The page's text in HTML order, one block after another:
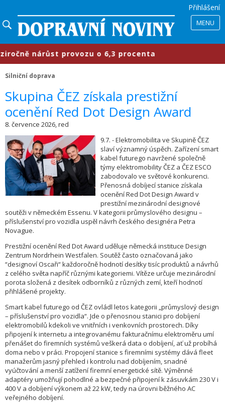
Přihlášení
MENU
nárůst provozu o 6,3 procenta
Silniční doprava
​Skupina ČEZ získala prestižní
ocenění Red Dot Design Award
8. července 2026, red
9.7. - Elektromobilita ve Skupině ČEZ
slaví významný úspěch. Zařízení smart
kabel futurego navržené společně
týmy elektromobility ČEZ a ČEZ ESCO
zabodovalo ve světové konkurenci.
Přenosná dobíjecí stanice získala
ocenění Red Dot Design Award v
prestižní mezinárodní designové
soutěži v německém Essenu. V kategorii průmyslového designu –
příslušenství pro vozidla uspěl návrh českého designéra Petra
Novague.
Prestižní ocenění Red Dot Award uděluje německá instituce Design
Zentrum Nordrhein Westfalen. Soutěž často označovaná jako
“designoví Oscaři“ každoročně hodnotí desítky tisíc produktů a návrhů
z celého světa napříč různými kategoriemi. Vítěze určuje mezinárodní
porota složená z desítek odborníků z různých zemí, kteří hodnotí
přihlášené projekty.
Smart kabel futurego od ČEZ ovládl letos kategorii „průmyslový design
– příslušenství pro vozidla“. Jde o přenosnou stanici pro dobíjení
elektromobilů kdekoli ve vnitřních i venkovních prostorech. Díky
připojení k internetu a integrovanému fakturačnímu elektroměru umí
přenášet do firemních systémů veškerá data o dobíjení, ať už probíhá
doma nebo v práci. Propojení stanice s firemními systémy dává fleet
manažerům jasný přehled i kontrolu nad dobíjením, snadné
vyúčtování a menší zatížení firemní energetické sítě. Výměnné
adaptéry umožňují pohodlné a bezpečné připojení k zásuvkám 230 V i
400 V a dobíjení výkonem až 22 kW, tedy na úrovni běžného AC
veřejného dobíjení.